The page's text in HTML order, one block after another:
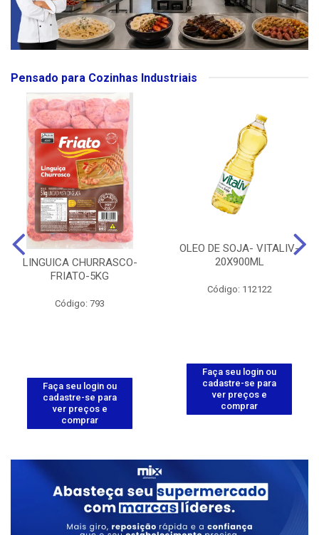
Pensado para Cozinhas Industriais
LINGUICA CHURRASCO-
FRIATO-5KG
Código: 793
Faça seu login ou
cadastre-se para
ver preços e
comprar
OLEO DE SOJA- VITALIV-
20X900ML
Código: 112122
Faça seu login ou
cadastre-se para
ver preços e
comprar